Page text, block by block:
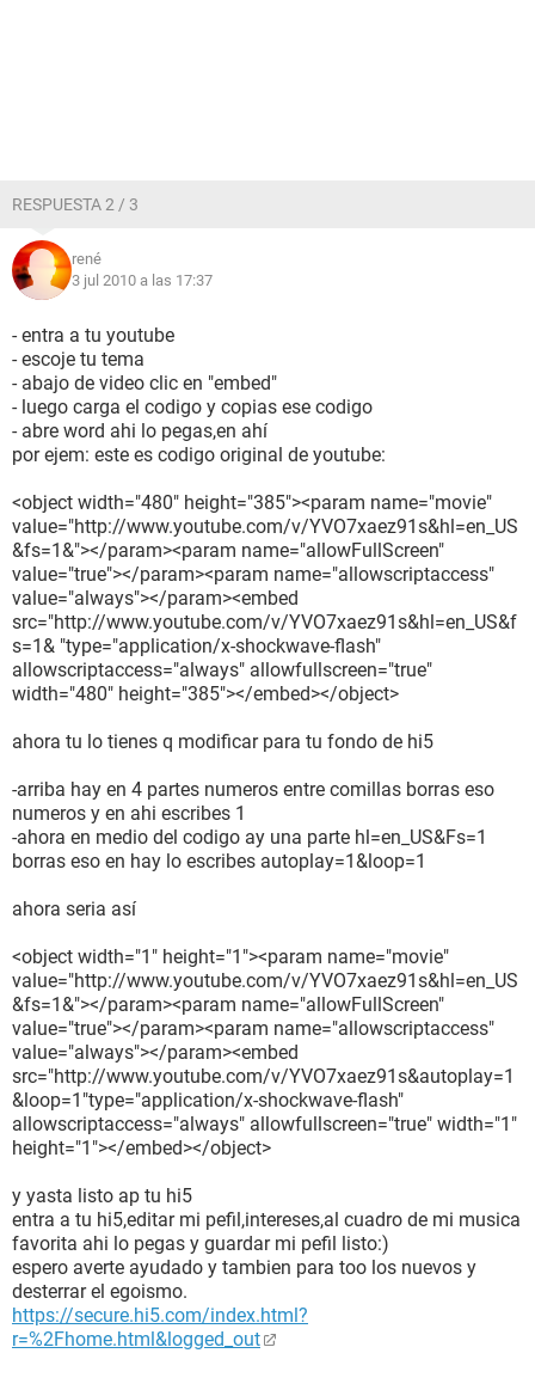
RESPUESTA 2 / 3
rené
3 jul 2010 a las 17:37
- entra a tu youtube
- escoje tu tema
- abajo de video clic en "embed"
- luego carga el codigo y copias ese codigo
- abre word ahi lo pegas,en ahí
por ejem: este es codigo original de youtube:
<object width="480" height="385"><param name="movie"
value="http://www.youtube.com/v/YVO7xaez91s&hl=en_US
&fs=1&"></param><param name="allowFullScreen"
value="true"></param><param name="allowscriptaccess"
value="always"></param><embed
src="http://www.youtube.com/v/YVO7xaez91s&hl=en_US&f
s=1& "type="application/x-shockwave-flash"
allowscriptaccess="always" allowfullscreen="true"
width="480" height="385"></embed></object>
ahora tu lo tienes q modificar para tu fondo de hi5
-arriba hay en 4 partes numeros entre comillas borras eso
numeros y en ahi escribes 1
-ahora en medio del codigo ay una parte hl=en_US&Fs=1
borras eso en hay lo escribes autoplay=1&loop=1
ahora seria así
<object width="1" height="1"><param name="movie"
value="http://www.youtube.com/v/YVO7xaez91s&hl=en_US
&fs=1&"></param><param name="allowFullScreen"
value="true"></param><param name="allowscriptaccess"
value="always"></param><embed
src="http://www.youtube.com/v/YVO7xaez91s&autoplay=1
&loop=1"type="application/x-shockwave-flash"
allowscriptaccess="always" allowfullscreen="true" width="1"
height="1"></embed></object>
y yasta listo ap tu hi5
entra a tu hi5,editar mi pefil,intereses,al cuadro de mi musica
favorita ahi lo pegas y guardar mi pefil listo:)
espero averte ayudado y tambien para too los nuevos y
desterrar el egoismo.
https://secure.hi5.com/index.html?
r=%2Fhome.html&logged_out